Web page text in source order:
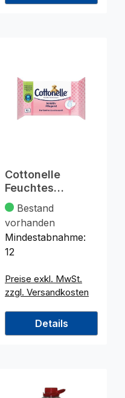
Cottonelle
Feuchtes
Toilettenpapier
42er Sensitiv
Bestand
vorhanden
Mindestabnahme:
12
Preise exkl. MwSt.
zzgl. Versandkosten
Details